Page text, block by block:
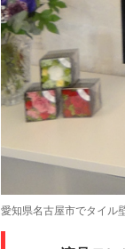
愛知県名古屋市でタイル